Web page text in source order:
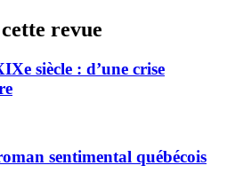
revue
siècle : d’une crise
sentimental québécois